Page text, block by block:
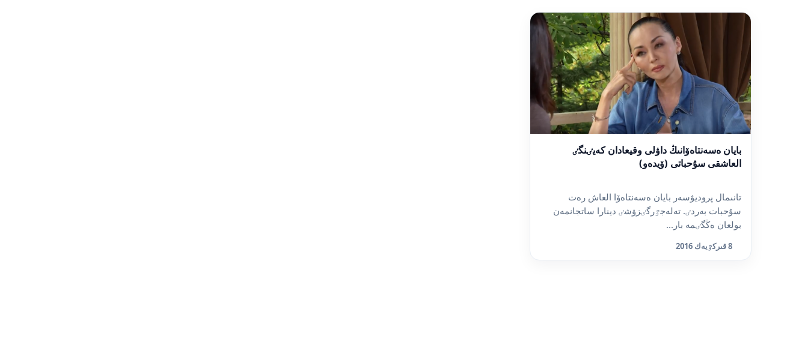
بايان ەسەنتاەۆانىڭ داۋلى وقيعادان كەيٸنگٸ
العاشقى سۇحباتى (ۆيدەو)
تانىمال پروديۋسەر بايان ەسەنتاەۆا العاش رەت
سۇحبات بەردٸ. تەلەجٷرگٸزۋشٸ دينارا ساتجانمەن
بولعان ەڭگٸمە بار...
8 قىركٷيەك 2016